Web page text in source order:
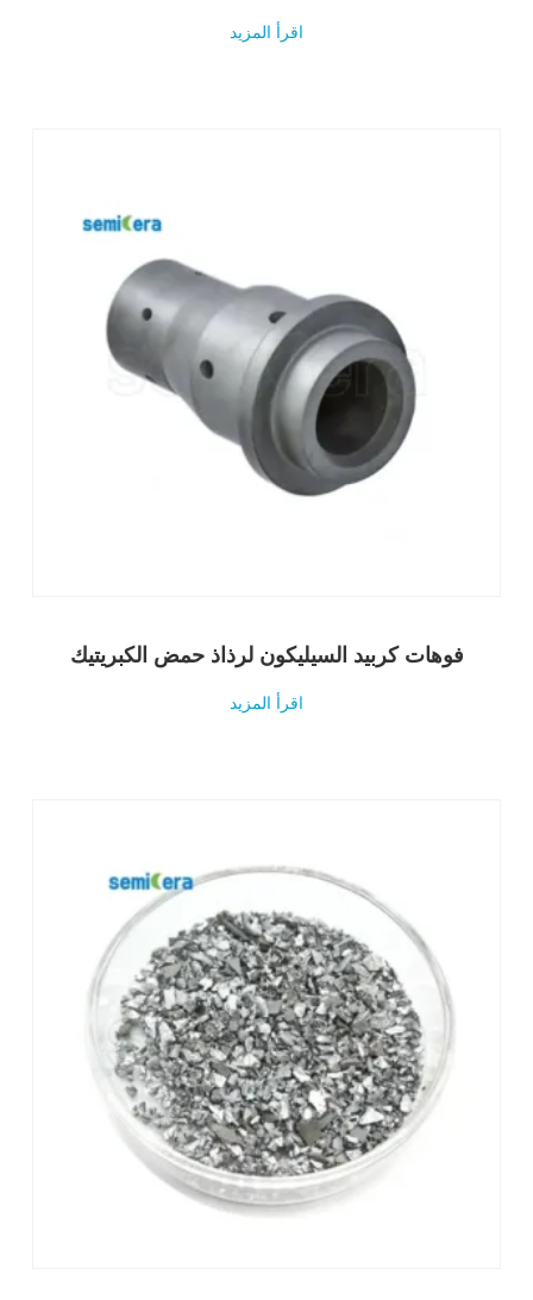
اقرأ المزيد
فوهات كربيد السيليكون لرذاذ حمض الكبريتيك
اقرأ المزيد